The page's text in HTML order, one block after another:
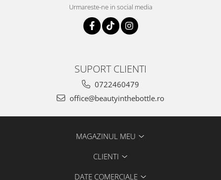
Urmareste-ne in social media
SUPORT CLIENTI
0722460479
office@beautyinthebottle.ro
MAGAZINUL MEU
CLIENTI
DATE COMERCIALE